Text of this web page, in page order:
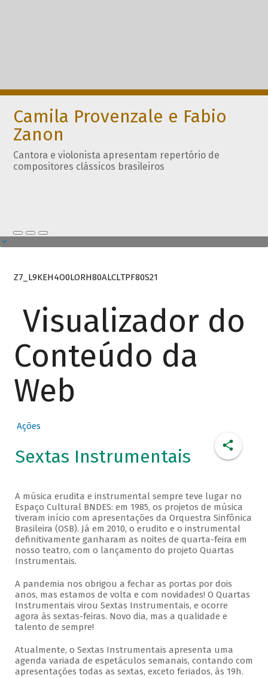
Camila Provenzale e Fabio
Zanon
Cantora e violonista apresentam repertório de
compositores clássicos brasileiros
Z7_L9KEH4O0LORH80ALCLTPF80S21
Visualizador do
Conteúdo da
Web
Ações
Sextas Instrumentais
A música erudita e instrumental sempre teve lugar no
Espaço Cultural BNDES: em 1985, os projetos de música
tiveram início com apresentações da Orquestra Sinfônica
Brasileira (OSB). Já em 2010, o erudito e o instrumental
definitivamente ganharam as noites de quarta-feira em
nosso teatro, com o lançamento do projeto Quartas
Instrumentais.
A pandemia nos obrigou a fechar as portas por dois
anos, mas estamos de volta e com novidades! O Quartas
Instrumentais virou Sextas Instrumentais, e ocorre
agora às sextas-feiras. Novo dia, mas a qualidade e
talento de sempre!
Atualmente, o Sextas Instrumentais apresenta uma
agenda variada de espetáculos semanais, contando com
apresentações todas as sextas, exceto feriados, às 19h.